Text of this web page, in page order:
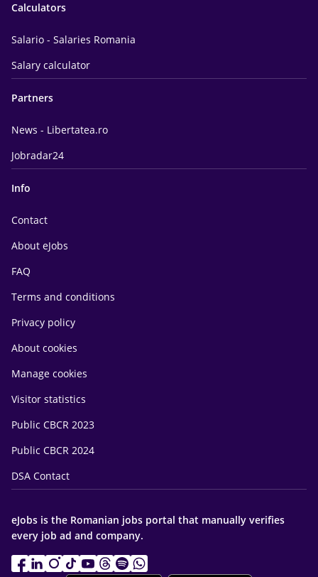
Calculators
Salario - Salaries Romania
Salary calculator
Partners
News - Libertatea.ro
Jobradar24
Info
Contact
About eJobs
FAQ
Terms and conditions
Privacy policy
About cookies
Manage cookies
Visitor statistics
Public CBCR 2023
Public CBCR 2024
DSA Contact
eJobs is the Romanian jobs portal that manually verifies
every job ad and company.